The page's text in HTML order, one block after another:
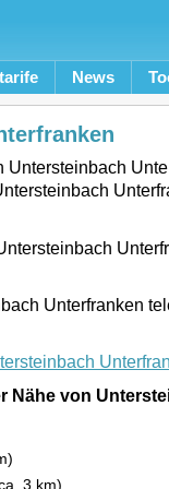
News
Unterfranken
Nähe von
3 km)